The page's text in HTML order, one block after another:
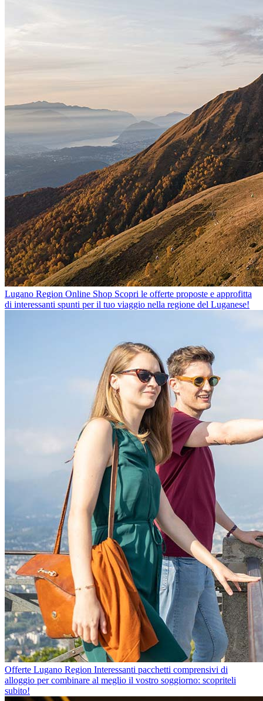
Lugano Region Online Shop Scopri le offerte proposte e approfitta
di interessanti spunti per il tuo viaggio nella regione del Luganese!
Offerte Lugano Region Interessanti pacchetti comprensivi di
alloggio per combinare al meglio il vostro soggiorno: scopriteli
subito!